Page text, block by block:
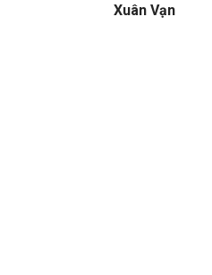
Xuân Vạn